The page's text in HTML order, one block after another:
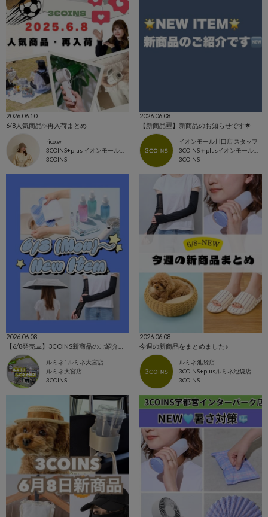
2026.06.10
6/8人気商品✨再入荷まとめ
rico.w
3COINS+plus イオンモール日吉津店
3COINS
2026.06.08
【新商品🆕】新商品のお知らせです🌟
イオンモール川口店 スタッフ
3COINS
2026.06.08
ルミネ1ルミネ大宮店
ルミネ大宮店
3COINS
2026.06.08
今週の新商品をまとめました♪
ルミネ池袋店
3COINS+plusルミネ池袋店
3COINS